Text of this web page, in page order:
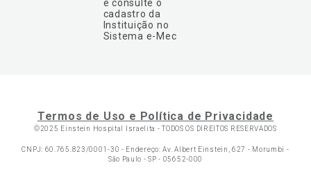
e consulte o
cadastro da
Instituição no
Sistema e-Mec
Termos de Uso e Política de Privacidade
©2025 Einstein Hospital Israelita -TODOS OS DIREITOS RESERVADOS
CNPJ: 60.765.823/0001-30 - Endereço: Av. Albert Einstein, 627 - Morumbi -
São Paulo - SP - 05652-000